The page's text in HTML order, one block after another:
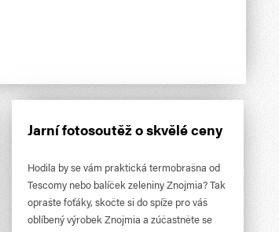
Jarní fotosoutěž o skvělé ceny
Hodila by se vám praktická termobrašna od
Tescomy nebo balíček zeleniny Znojmia? Tak
oprašte foťáky, skočte si do spíže pro váš
oblíbený výrobek Znojmia a zúčastněte se